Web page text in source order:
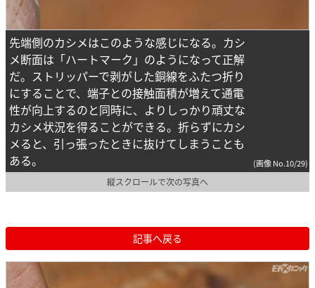
先端側のカシメはこのような感じになる。カシ
メ断面は「ハートマーク」のようになって正解
だ。ストリッパーで剥がした銅線をふたつ折り
にすることで、端子との接触面積が増えて通電
性が向上するのと同時に、よりしっかり頑丈な
カシメ状況を得ることができる。折らずにカシ
メると、引っ張ったときに抜けてしまうことも
ある。
(画像 No.10/29)
縦スクロールで次の写真へ
記事へ戻る